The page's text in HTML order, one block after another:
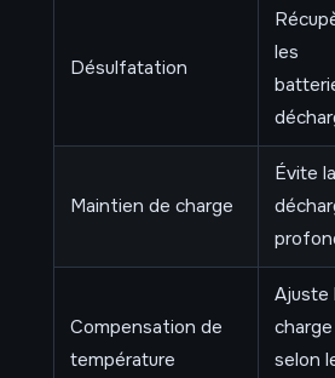
Désulfatation
les
Maintien de charge
Évite la
Compensation de
température
Ajuste
charge
selon